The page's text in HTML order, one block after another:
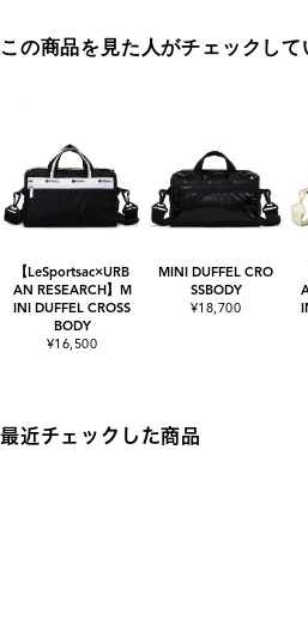
この商品を見た人がチェックして
【LeSportsac×URB
AN RESEARCH】M
INI DUFFEL CROSS
BODY
¥16,500
MINI DUFFEL CRO
SSBODY
¥18,700
最近チェックした商品